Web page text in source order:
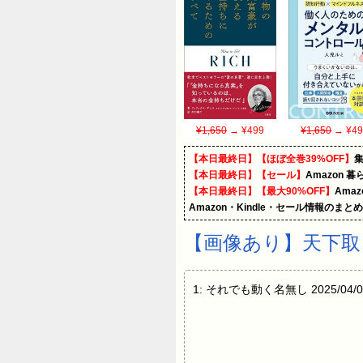
¥1,650 → ¥499 ¥1,650→
【本日最終日】【ほぼ全巻39%OFF】
【本日最終日】【セール】 Amazon 暮
【本日最終日】【最大90%OFF】
Amazon・Kindle・セール情報のまと
【画像あり】天下
1: それでも動く名無し 2025/